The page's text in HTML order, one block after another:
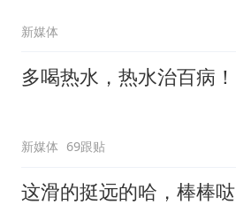
新媒体
多喝热水，热水治百病！
新媒体 69跟贴
这滑的挺远的哈，棒棒哒